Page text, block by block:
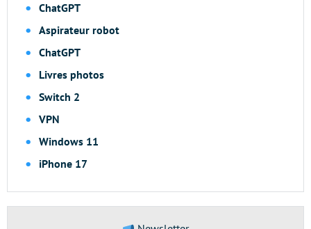
ChatGPT
Aspirateur robot
ChatGPT
Livres photos
Switch 2
VPN
Windows 11
iPhone 17